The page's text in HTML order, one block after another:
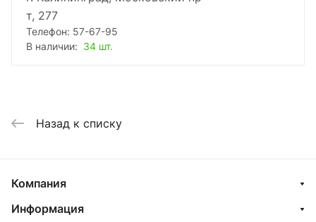
т, 277
Телефон: 57-67-95
В наличии: 34 шт.
Назад к списку
Компания
Информация